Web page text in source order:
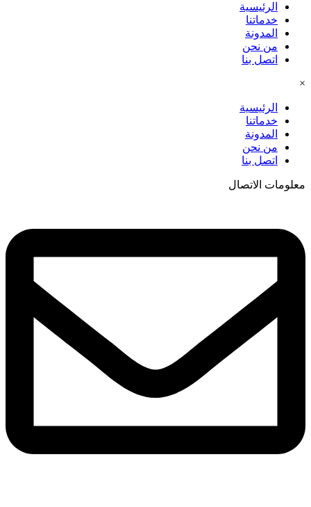
الرئيسية
خدماتنا
المدونة
من نحن
اتصل بنا
×
الرئيسية
خدماتنا
المدونة
من نحن
اتصل بنا
معلومات الاتصال